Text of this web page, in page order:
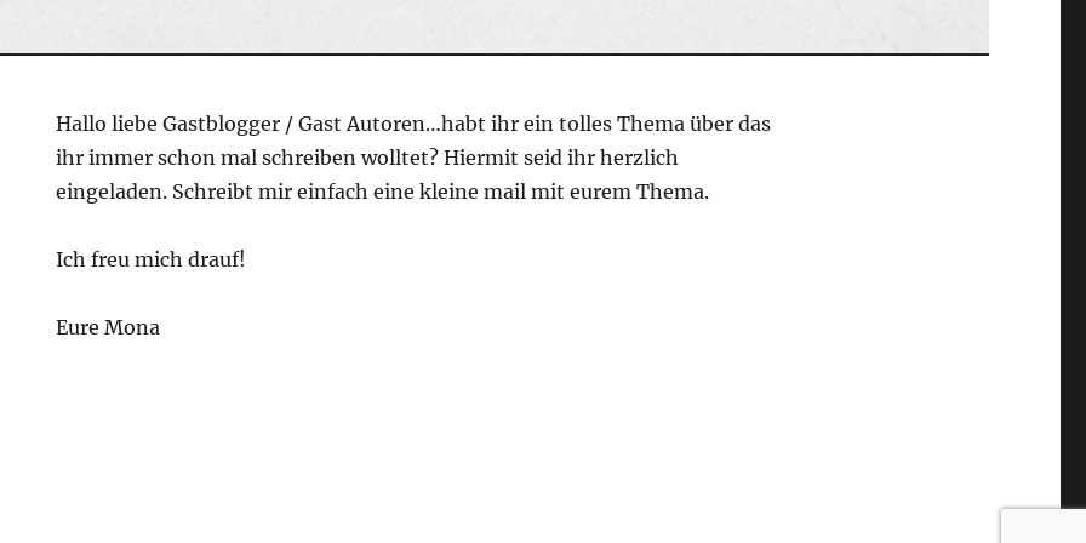
Hallo liebe Gastblogger / Gast Autoren…habt ihr ein tolles Thema über das
ihr immer schon mal schreiben wolltet? Hiermit seid ihr herzlich
eingeladen. Schreibt mir einfach eine kleine mail mit eurem Thema.
Ich freu mich drauf!
Eure Mona